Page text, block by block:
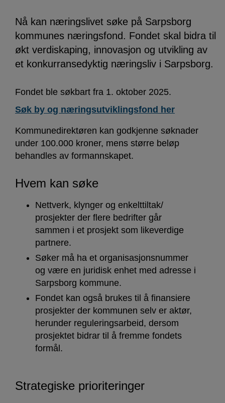
Nå kan næringslivet søke på Sarpsborg
kommunes næringsfond. Fondet skal bidra til
økt verdiskaping, innovasjon og utvikling av
et konkurransedyktig næringsliv i Sarpsborg.
Fondet ble søkbart fra 1. oktober 2025.
Søk by og næringsutviklingsfond her
Kommunedirektøren kan godkjenne søknader
under 100.000 kroner, mens større beløp
behandles av formannskapet.
Hvem kan søke
Nettverk, klynger og enkelttiltak/
prosjekter der flere bedrifter går
sammen i et prosjekt som likeverdige
partnere.
Søker må ha et organisasjonsnummer
og være en juridisk enhet med adresse i
Sarpsborg kommune.
Fondet kan også brukes til å finansiere
prosjekter der kommunen selv er aktør,
herunder reguleringsarbeid, dersom
prosjektet bidrar til å fremme fondets
formål.
Strategiske prioriteringer